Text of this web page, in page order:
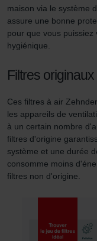
que les
disponibles dans
Pour plus de
Zehnder Group AG:
Zehnder Group
Zehnder Group
osobních údajů
Zehnder Group
Zehnder Group İç
Limitet Şirketi: Web
maison via le système
assure une bonne
pour que vous
hygiénique.
Filtres
Ces filtres à air
les appareils de
à un certain nombre
filtres d'origine
système et une durée
consomme moins
filtres non d'origine.